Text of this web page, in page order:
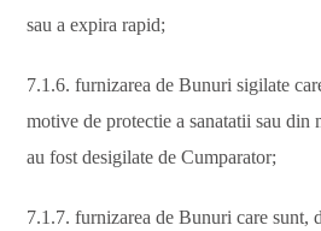
sau a expira rapid;
7.1.6. furnizarea de Bunuri sigilate
motive de protectie a sanatatii sau din
au fost desigilate de Cumparator;
7.1.7. furnizarea de Bunuri care sunt,